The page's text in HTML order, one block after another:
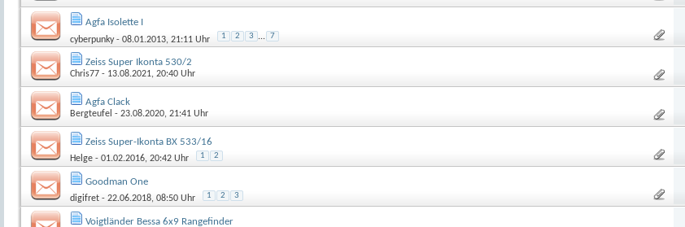
Agfa Isolette I
cyberpunky- 08.01.2013, 21:11 Uhr 1 2 3 ... 7
Zeiss Super Ikonta 530/2
Chris77 - 13.08.2021, 20:40 Uhr
Agfa Clack
Bergteufel - 23.08.2020, 21:41 Uhr
Zeiss Super-Ikonta BX 533/16
Helge - 01.02.2016, 20:42 Uhr 1 2
Goodman One
digifret - 22.06.2018, 08:50 Uhr 1 2 3
Voigtländer Bessa 6x9 Rangefinder